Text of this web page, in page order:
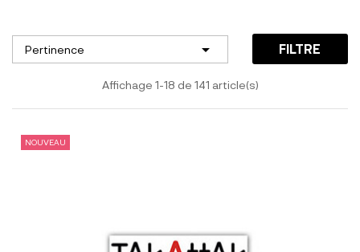
Pertinence  FILTRE
Affichage 1-18 de 141 article(s)
NOUVEAU